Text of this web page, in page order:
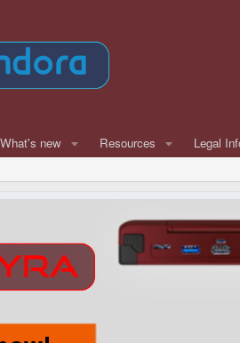
What's new Resources Legal